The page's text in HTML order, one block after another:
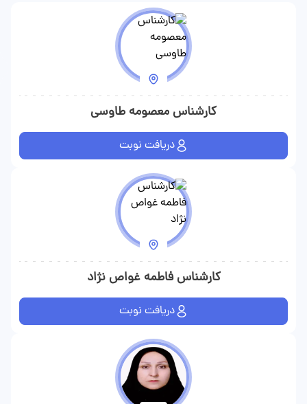
اضطراب پاسخ می‌دهد. در نتیجه، تصمیم‌گیری هم سخت‌تر می‌شود.
یک کارشناس مامایی حرفه‌ای باید بتواند شنونده خوبی باشد، قضاوت
نکند، عجله نداشته باشد و به مراجعه‌کننده فرصت بدهد حرفش را
کامل بزند. این ویژگی‌ها از آن دست مهارت‌هایی هستند که در ظاهر
ساده‌اند، اما در عمل کیفیت مراقبت را به‌طور جدی بالا می‌برند.
کارشناس معصومه طاوسی
دریافت نوبت
کارشناس فاطمه غواص نژاد
دریافت نوبت